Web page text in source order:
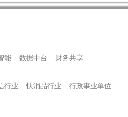
能 数据中台
财务共享
行业 快消品行业
行政事业单位